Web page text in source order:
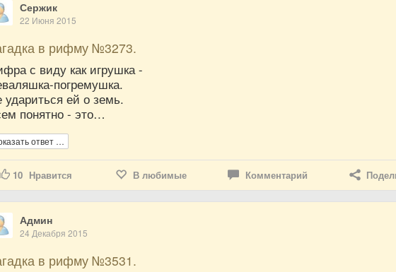
Сержик
22 Июня 2015
в рифму №3273.
с виду как игрушка -
погремушка.
удариться ей о земь.
понятно - это…
ответ …
10 Нравится В любимые Комментарий
Админ
24 Декабря 2015
в рифму №3531.